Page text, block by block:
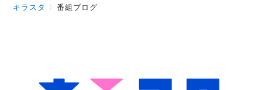
キラスタ 〉番組ブログ